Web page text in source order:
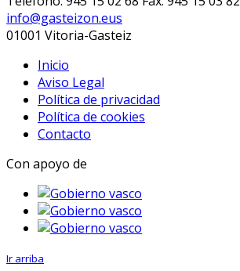
info@gasteizon.eus
01001 Vitoria-Gasteiz
Inicio
Aviso Legal
Política de privacidad
Política de cookies
Contacto
Con apoyo de
Ir arriba